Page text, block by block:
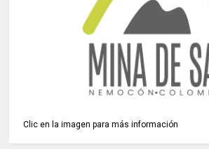
Clic en la imagen para más información